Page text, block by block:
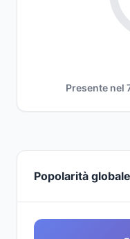
Presente nel
Popolarità globale